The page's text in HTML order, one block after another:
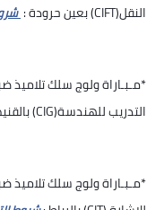
النقل(CIFT) بعين حرودة :
*مـبـاراة ولوج سلك
التدريب للهندسة(CIG) بالقنيطرة :
*مـبـاراة ولوج سلك تلاميذ